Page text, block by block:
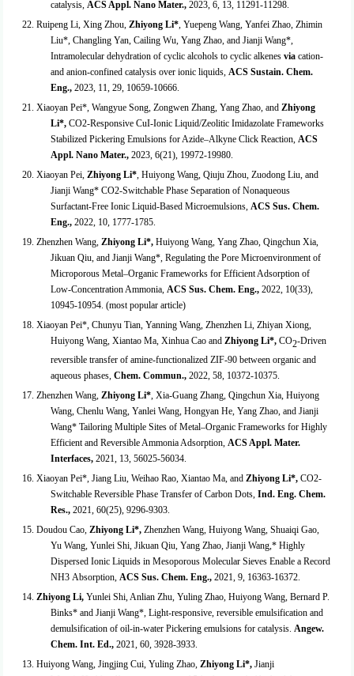
catalysis,ACS Appl. Nano Mater.,2023, 6, 13, 11291-11298.
22. Ruipeng Li, Xing Zhou,Zhiyong Li*, Yuepeng Wang, Yanfei Zhao, Zhimin
Liu*, Changling Yan, Cailing Wu, Yang Zhao, and Jianji Wang*,
Intramolecular dehydration of cyclic alcohols to cyclic alkenesvia cation-
and anion-confined catalysis over ionic liquids,ACS Sustain. Chem.
Eng., 2023, 11, 29, 10659-10666.
21. Xiaoyan Pei*, Wangyue Song, Zongwen Zhang, Yang Zhao, and Zhiyong
Li*,CO2-Responsive CuI-Ionic Liquid/Zeolitic Imidazolate Frameworks
Stabilized Pickering Emulsions for Azide–Alkyne Click Reaction,ACS
Appl. Nano Mater., 2023, 6(21), 19972-19980.
20. Xiaoyan Pei,Zhiyong Li*, Huiyong Wang, Qiuju Zhou, Zuodong Liu, and
Jianji Wang* CO2-Switchable Phase Separation of Nonaqueous
Surfactant-Free Ionic Liquid-Based Microemulsions,ACS Sus. Chem.
Eng.,2022, 10, 1777-1785.
19. Zhenzhen Wang,Zhiyong Li*, Huiyong Wang, Yang Zhao, Qingchun Xia,
Jikuan Qiu, and Jianji Wang*, Regulating the Pore Microenvironment of
Microporous Metal–Organic Frameworks for Efficient Adsorption of
Low-Concentration Ammonia,ACS Sus. Chem. Eng., 2022, 10(33),
10945-10954. (most popular article)
18. Xiaoyan Pei*, Chunyu Tian, Yanning Wang, Zhenzhen Li, Zhiyan Xiong,
Huiyong Wang, Xiantao Ma, Xinhua Cao andZhiyong Li*, CO2-Driven
reversible transfer of amine-functionalized ZIF-90 between organic and
aqueous phases, Chem. Commun.,2022, 58, 10372-10375.
17. Zhenzhen Wang, Zhiyong Li* , Xia-Guang Zhang, Qingchun Xia, Huiyong
Wang, Chenlu Wang, Yanlei Wang, Hongyan He, Yang Zhao, and Jianji
Wang* Tailoring Multiple Sites of Metal–Organic Frameworks for Highly
Efficient and Reversible Ammonia Adsorption, ACS Appl. Mater.
Interfaces,2021, 13, 56025-56034.
16. Xiaoyan Pei*, Jiang Liu, Weihao Rao, Xiantao Ma, and Zhiyong Li*, CO2-
Switchable Reversible Phase Transfer of Carbon Dots,Ind. Eng. Chem.
Res., 2021, 60(25), 9296-9303.
15. Doudou Cao, Zhiyong Li*, Zhenzhen Wang, Huiyong Wang, Shuaiqi Gao,
Yu Wang, Yunlei Shi, Jikuan Qiu, Yang Zhao, Jianji Wang,* Highly
Dispersed Ionic Liquids in Mesoporous Molecular Sieves Enable a Record
NH3 Absorption, ACS Sus. Chem. Eng., 2021, 9, 16363-16372.
14. Zhiyong Li, Yunlei Shi, Anlian Zhu, Yuling Zhao, Huiyong Wang, Bernard P.
Binks* and Jianji Wang*, Light-responsive, reversible emulsification and
demulsification of oil-in-water Pickering emulsions for catalysis. Angew.
Chem. Int. Ed.,2021, 60, 3928-3933.
13. Huiyong Wang, Jingjing Cui, Yuling Zhao, Zhiyong Li*, Jianji